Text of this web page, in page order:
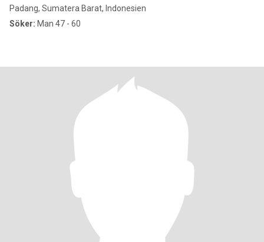
Padang, Sumatera Barat, Indonesien
Söker: Man 47 - 60